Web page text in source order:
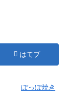
はてブ
ぽっぽ焼き